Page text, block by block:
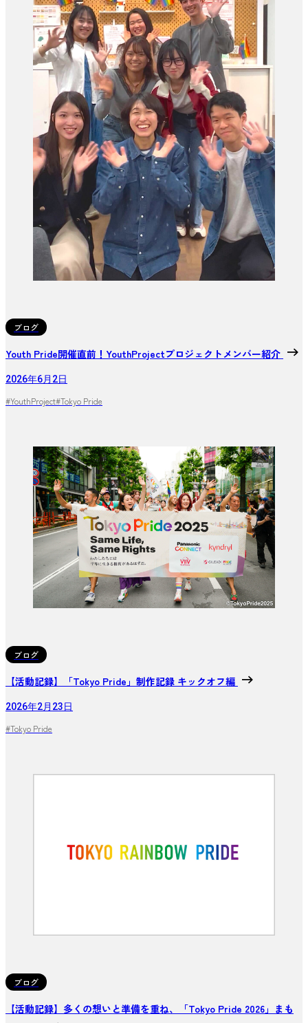
ブログ
Youth Pride開催直前！YouthProjectプロジェクトメンバー紹介
2026年6月2日
#YouthProject#Tokyo Pride
ブログ
【活動記録】「Tokyo Pride」制作記録 キックオフ編
2026年2月23日
#Tokyo Pride
ブログ
【活動記録】多くの想いと準備を重ね、「Tokyo Pride 2026」まも